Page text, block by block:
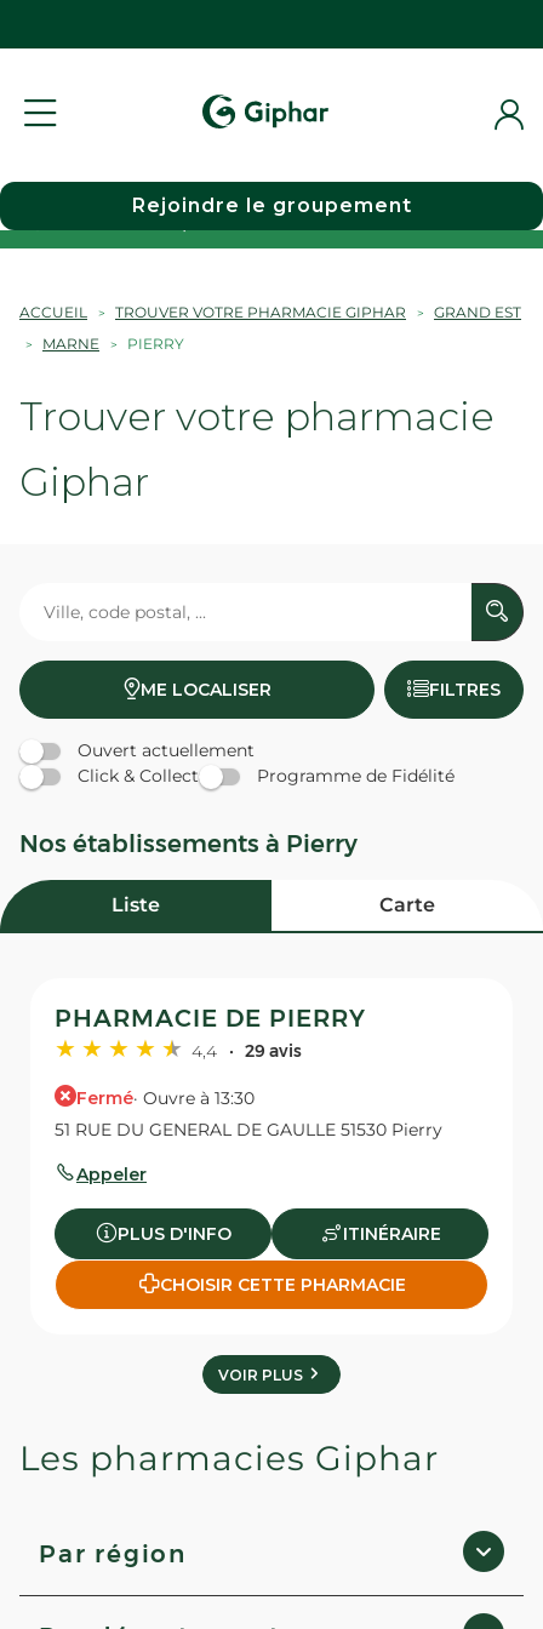
Choisir une pharmacie
Rejoindre le groupement
ACCUEIL TROUVER VOTRE PHARMACIE GIPHAR
GRAND EST
MARNE
PIERRY
Trouver votre pharmacie
Giphar
ME LOCALISER FILTRES
Ouvert actuellement
Click & Collect
Programme de Fidélité
Nos établissements à Pierry
Liste Carte
PHARMACIE DE PIERRY
4,4 29 avis
Fermé· Ouvre à 13:30
51 RUE DU GENERAL DE GAULLE 51530 Pierry
Appeler
PLUS D'INFO ITINÉRAIRE
CHOISIR CETTE PHARMACIE
VOIR PLUS
Les pharmacies Giphar
Par région